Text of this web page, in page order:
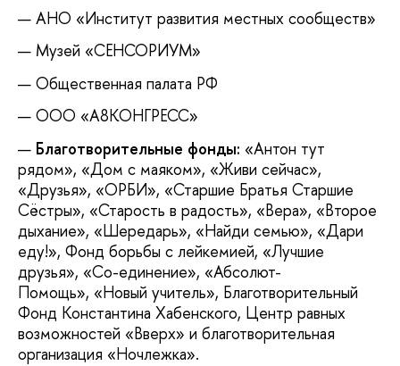
АНО «Институт развития местных сообществ»
Музей «СЕНСОРИУМ»
Общественная палата РФ
ООО «А8КОНГРЕСС»
Благотворительные фонды: «Антон тут
рядом», «Дом с маяком», «Живи сейчас»,
«Друзья», «ОРБИ», «Старшие Братья Старшие
Сёстры», «Старость в радость», «Вера», «Второе
дыхание», «Шередарь», «Найди семью», «Дари
еду!», Фонд борьбы с лейкемией, «Лучшие
друзья», «Со-единение», «Абсолют-
Помощь», «Новый учитель», Благотворительный
Фонд Константина Хабенского, Центр равных
возможностей «Вверх» и благотворительная
организация «Ночлежка».